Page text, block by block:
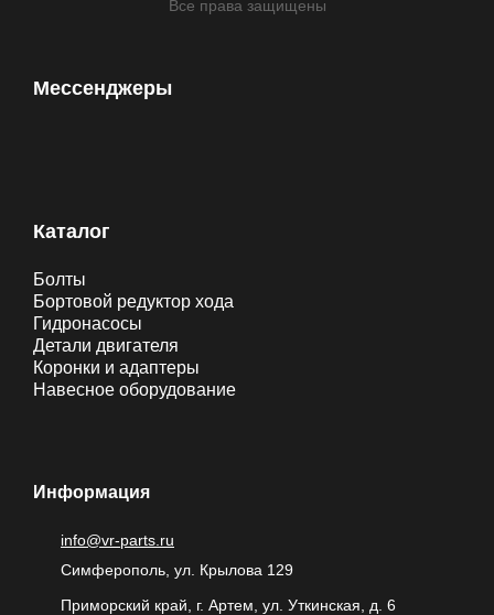
Все права защищены
Мессенджеры
Каталог
Болты
Бортовой редуктор хода
Гидронасосы
Детали двигателя
Коронки и адаптеры
Навесное оборудование
Информация
info@vr-parts.ru
Симферополь, ул. Крылова 129
Приморский край, г. Артем, ул. Уткинская, д. 6